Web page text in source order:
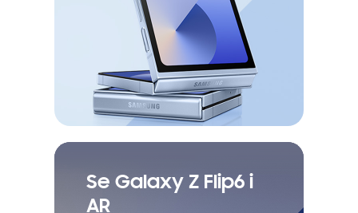
Se Galaxy Z Flip6 i
AR